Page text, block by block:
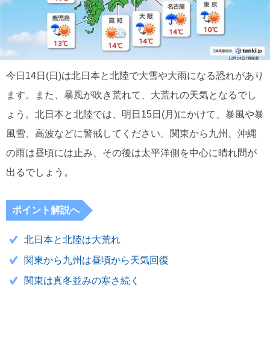
今日14日(日)は北日本と北陸で大雪や大雨になる恐れがあり
ます。また、暴風が吹き荒れて、大荒れの天気となるでし
ょう。北日本と北陸では、明日15日(月)にかけて、暴風や暴
風雪、高波などに警戒してください。関東から九州、沖縄
の雨は昼頃には止み、その後は太平洋側を中心に晴れ間が
出るでしょう。
ポイント解説へ
北日本と北陸は大荒れ
関東から九州は昼頃から天気回復
関東は真冬並みの寒さ続く